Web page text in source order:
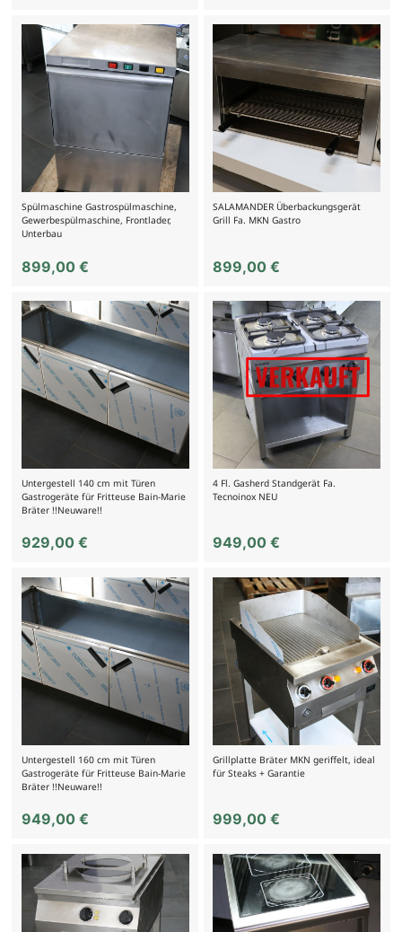
Spülmaschine Gastrospülmaschine,
Gewerbespülmaschine, Frontlader,
Unterbau
899,00 €
SALAMANDER Überbackungsgerät
Grill Fa. MKN Gastro
899,00€
Untergestell 140 cm mit Türen
Gastrogeräte für Fritteuse Bain-Marie
Bräter !!Neuware!!
929,00 €
4 Fl. Gasherd Standgerät Fa.
Tecnoinox NEU
949,00€
Untergestell 160 cm mit Türen
Gastrogeräte für Fritteuse Bain-Marie
Bräter !!Neuware!!
949,00 €
Grillplatte Bräter MKN geriffelt, ideal
für Steaks + Garantie
999,00€